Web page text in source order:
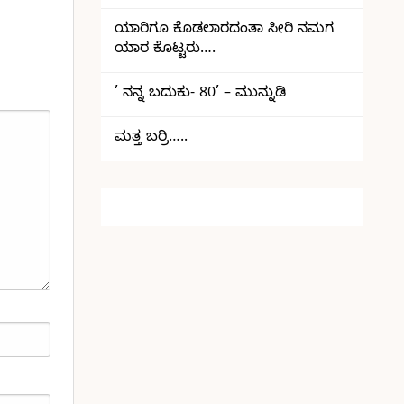
ಯಾರಿಗೂ ಕೊಡಲಾರದಂತಾ ಸೀರಿ ನಮಗ
ಯಾರ ಕೊಟ್ಟರು….
’ ನನ್ನ ಬದುಕು- 80’ – ಮುನ್ನುಡಿ
ಮತ್ತ ಬರ್ರಿ…..